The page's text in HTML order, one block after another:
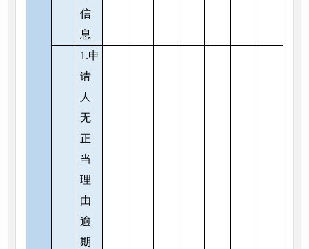
信
息
1.申
请
人
无
正
当
理
由
逾
期